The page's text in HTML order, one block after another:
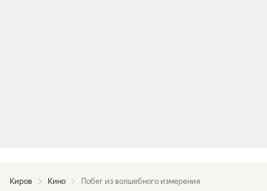
Киров Кино Побег из волшебного измерения